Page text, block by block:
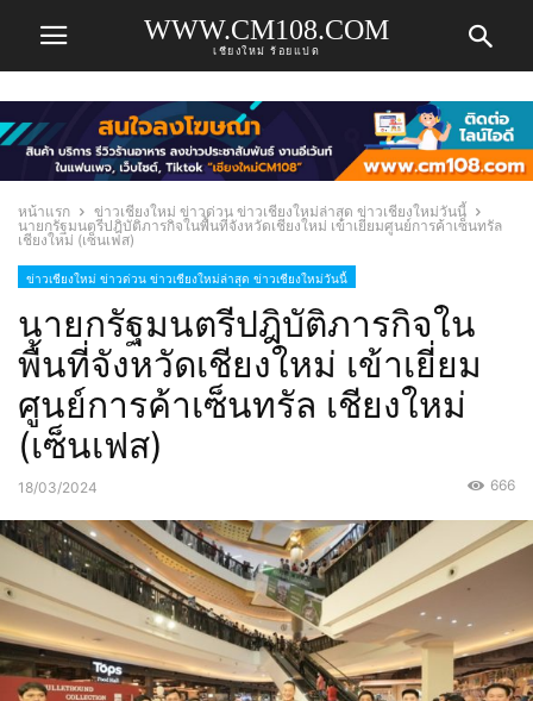
WWW.CM108.COM
เชียงใหม่ ร้อยแปด
หน้าแรก
ข่าวเชียงใหม่ ข่าวด่วน ข่าวเชียงใหม่ล่าสุด ข่าวเชียงใหม่วันนี้
นายกรัฐมนตรีปฎิบัติภารกิจในพื้นที่จังหวัดเชียงใหม่ เข้าเยี่ยมศูนย์การค้าเซ็นทรัล
เชียงใหม่ (เซ็นเฟส)
ข่าวเชียงใหม่ ข่าวด่วน ข่าวเชียงใหม่ล่าสุด ข่าวเชียงใหม่วันนี้
นายกรัฐมนตรีปฎิบัติภารกิจใน
พื้นที่จังหวัดเชียงใหม่ เข้าเยี่ยม
ศูนย์การค้าเซ็นทรัล เชียงใหม่
(เซ็นเฟส)
18/03/2024 666